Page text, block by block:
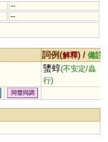
--
--
詞例(解釋) / 備註
螴蜳(不安定/蟲
行)
同聲同調